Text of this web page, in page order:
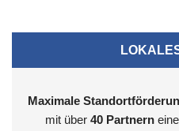
Maximale
mit über 40 Partnern